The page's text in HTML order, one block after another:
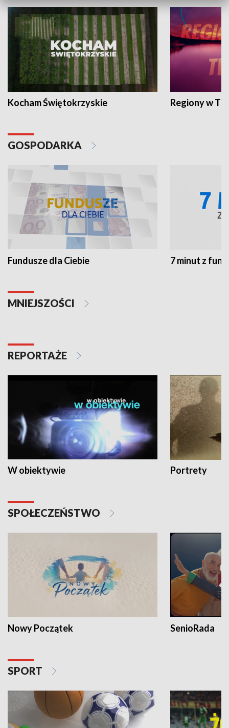
Kocham Świętokrzyskie Regiony w
GOSPODARKA
Fundusze dla Ciebie 7 minut z
MNIEJSZOŚCI
REPORTAŻE
W obiektywie Portrety
SPOŁECZEŃSTWO
Nowy Początek SenioRada
SPORT